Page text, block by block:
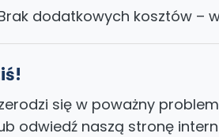
dodatkowych kosztów –
się w poważny
odwiedź naszą stronę